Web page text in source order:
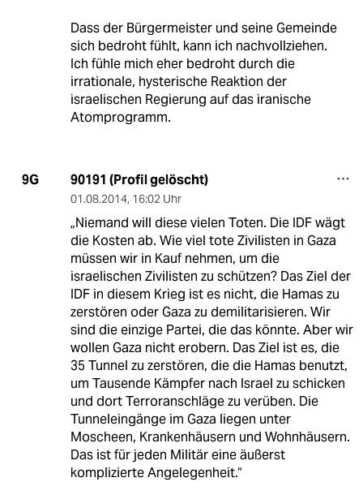
Dass der Bürgermeister und seine Gemeinde
sich bedroht fühlt, kann ich nachvollziehen.
Ich fühle mich eher bedroht durch die
irrationale, hysterische Reaktion der
israelischen Regierung auf das iranische
Atomprogramm.
9G 90191 (Profil gelöscht)
01.08.2014, 16:02 Uhr
„Niemand will diese vielen Toten. Die IDF wägt
die Kosten ab. Wie viel tote Zivilisten in Gaza
müssen wir in Kauf nehmen, um die
israelischen Zivilisten zu schützen? Das Ziel der
IDF in diesem Krieg ist es nicht, die Hamas zu
zerstören oder Gaza zu demilitarisieren. Wir
sind die einzige Partei, die das könnte. Aber wir
wollen Gaza nicht erobern. Das Ziel ist es, die
35 Tunnel zu zerstören, die die Hamas benutzt,
um Tausende Kämpfer nach Israel zu schicken
und dort Terroranschläge zu verüben. Die
Tunneleingänge im Gaza liegen unter
Moscheen, Krankenhäusern und Wohnhäusern.
Das ist für jeden Militär eine äußerst
komplizierte Angelegenheit.“